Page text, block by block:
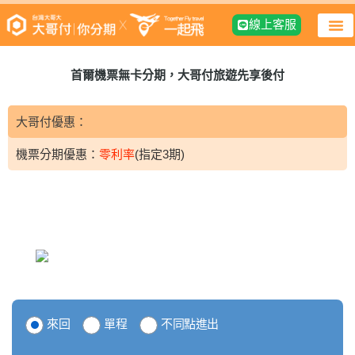
線上客服
首爾機票無卡分期，大哥付旅遊先享後付
大哥付優惠：
優惠：零利率(指定3期)